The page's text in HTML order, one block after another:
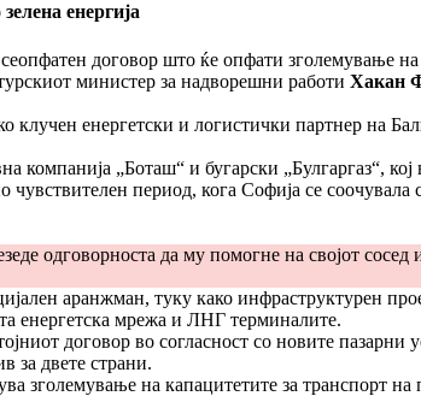
енергија
договор што ќе опфати зголемување
министер за надворешни работи Хакан
клучен енергетски и логистички партнер на
компанија „Боташ“ и бугарски „Булгаргаз“,
период, кога Софија се
одговорноста да му помогне на својот
аранжман, туку како инфраструктурен
енергетска мрежа и ЛНГ терминалите.
договор во согласност со новите
за двете страни.
зголемување на капацитетите за транспорт